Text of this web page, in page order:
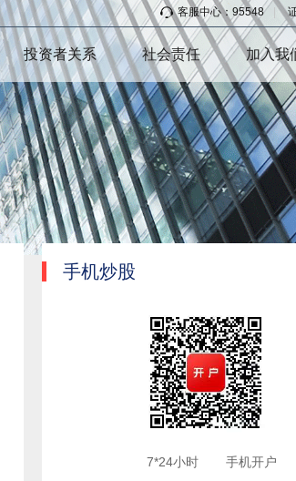
客服中心：95548 |
投资者关系 社会责任 加入我
手机炒股
7*24小时 手机开户